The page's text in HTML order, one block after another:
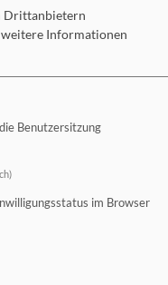
des Evang.-
Dekanatsbezirks
zwei Mitarbeitende
Funktionen
Hofmann-Landgraf
und
einer ganzen Stelle
Für die
Cornelia
den Segen Gottes
Drittanbietern
Informationen
Benutzersitzung
im Browser